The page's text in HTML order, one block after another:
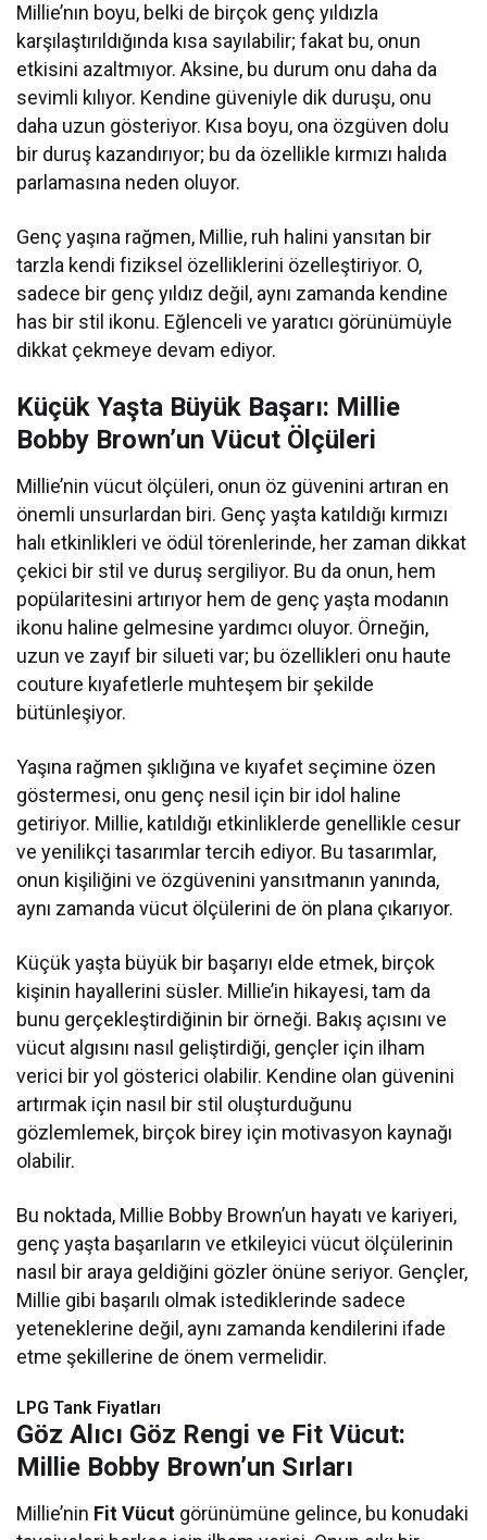
Millie’nın boyu, belki de birçok genç yıldızla
karşılaştırıldığında kısa sayılabilir; fakat bu, onun
etkisini azaltmıyor. Aksine, bu durum onu daha da
sevimli kılıyor. Kendine güveniyle dik duruşu, onu
daha uzun gösteriyor. Kısa boyu, ona özgüven dolu
bir duruş kazandırıyor; bu da özellikle kırmızı halıda
parlamasına neden oluyor.
Genç yaşına rağmen, Millie, ruh halini yansıtan bir
tarzla kendi fiziksel özelliklerini özelleştiriyor. O,
sadece bir genç yıldız değil, aynı zamanda kendine
has bir stil ikonu. Eğlenceli ve yaratıcı görünümüyle
dikkat çekmeye devam ediyor.
Küçük Yaşta Büyük Başarı: Millie
Bobby Brown’un Vücut Ölçüleri
Millie’nin vücut ölçüleri, onun öz güvenini artıran en
önemli unsurlardan biri. Genç yaşta katıldığı kırmızı
halı etkinlikleri ve ödül törenlerinde, her zaman dikkat
çekici bir stil ve duruş sergiliyor. Bu da onun, hem
popülaritesini artırıyor hem de genç yaşta modanın
ikonu haline gelmesine yardımcı oluyor. Örneğin,
uzun ve zayıf bir silueti var; bu özellikleri onu haute
couture kıyafetlerle muhteşem bir şekilde
bütünleşiyor.
Yaşına rağmen şıklığına ve kıyafet seçimine özen
göstermesi, onu genç nesil için bir idol haline
getiriyor. Millie, katıldığı etkinliklerde genellikle cesur
ve yenilikçi tasarımlar tercih ediyor. Bu tasarımlar,
onun kişiliğini ve özgüvenini yansıtmanın yanında,
aynı zamanda vücut ölçülerini de ön plana çıkarıyor.
Küçük yaşta büyük bir başarıyı elde etmek, birçok
kişinin hayallerini süsler. Millie’in hikayesi, tam da
bunu gerçekleştirdiğinin bir örneği. Bakış açısını ve
vücut algısını nasıl geliştirdiği, gençler için ilham
verici bir yol gösterici olabilir. Kendine olan güvenini
artırmak için nasıl bir stil oluşturduğunu
gözlemlemek, birçok birey için motivasyon kaynağı
olabilir.
Bu noktada, Millie Bobby Brown’un hayatı ve kariyeri,
genç yaşta başarıların ve etkileyici vücut ölçülerinin
nasıl bir araya geldiğini gözler önüne seriyor. Gençler,
Millie gibi başarılı olmak istediklerinde sadece
yeteneklerine değil, aynı zamanda kendilerini ifade
etme şekillerine de önem vermelidir.
LPG Tank Fiyatları
Göz Alıcı Göz Rengi ve Fit Vücut:
Millie Bobby Brown’un Sırları
Millie’nin Fit Vücut görünümüne gelince, bu konudaki